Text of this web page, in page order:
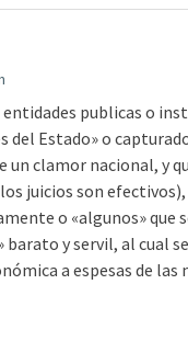
publicas o
del Estado» o
un clamor nacional, y
juicios son
o «algunos» que
y servil, al cual
a espesas de las